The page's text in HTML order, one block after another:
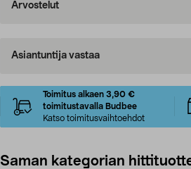
Arvostelut
Asiantuntija vastaa
Toimitus alkaen 3,90 €
toimitustavalla Budbee
Katso toimitusvaihtoehdot
Saman kategorian